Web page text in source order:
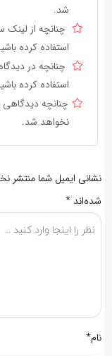
شد.
چنانچه از لینک
استفاده کرده
چنانچه در
استفاده کرده
چنانچه
نخواهد شد.
نشانی ایمیل شما منتشر
شده‌اند *
نام*